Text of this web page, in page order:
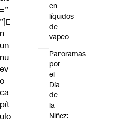
=”
”]E
n
un
nu
ev
o
ca
pít
ulo
en
líquidos
de
vapeo
Panoramas
por
el
Día
de
la
Niñez: